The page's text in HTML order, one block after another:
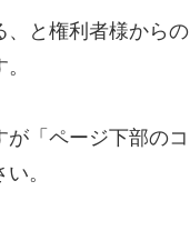
と権利者様から
「ページ下部の
。